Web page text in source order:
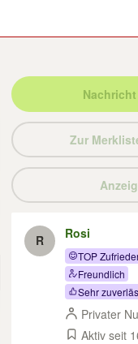
Zur
R Rosi
TOP
Freundlich
Sehr
Privater
Aktiv seit